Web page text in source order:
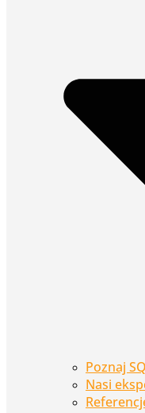
Poznaj
Nasi